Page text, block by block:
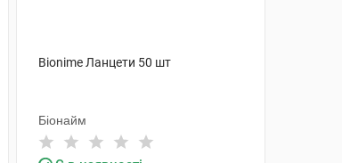
Bionime Ланцети 50 шт
Біонайм